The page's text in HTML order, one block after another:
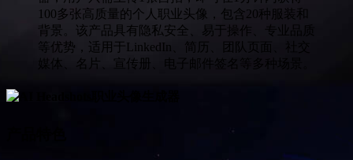
100多张高质量的个人职业头像，包含20种服装和
背景。该产品具有隐私安全、易于操作、专业品质
等优势，适用于LinkedIn、简历、团队页面、社交
媒体、名片、宣传册、电子邮件签名等多种场景。